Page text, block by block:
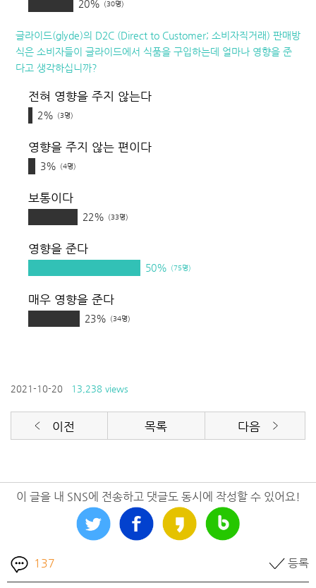
20% (30명)
글라이드(glyde)의 D2C (Direct to Customer; 소비자직거래) 판매방
식은 소비자들이 글라이드에서 식품을 구입하는데 얼마나 영향을 준
다고 생각하십니까?
전혀 영향을 주지 않는다
2% (3명)
영향을 주지 않는 편이다
3% (4명)
보통이다
22% (33명)
영향을 준다
50% (75명)
매우 영향을 준다
23% (34명)
2021-10-20 13,238 views
이전 목록 다음
이 글을 내 SNS에 전송하고 댓글도 동시에 작성할 수 있어요!
137 등록